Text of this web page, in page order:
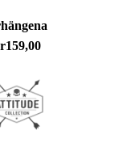
159,00